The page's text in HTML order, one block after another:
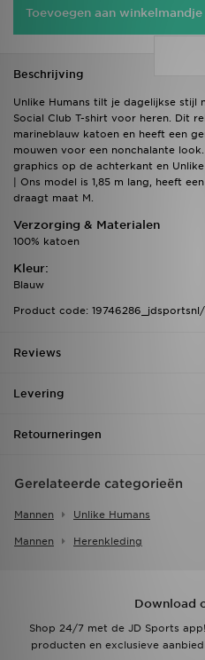
Toevoegen aan winkelmandje
Beschrijving
Unlike Humans tilt je dagelijkse stijl
Social Club T-shirt voor heren. Dit
marineblauw katoen en heeft een
mouwen voor een nonchalante
graphics op de achterkant en
| Ons model is 1,85 m lang, heeft
draagt maat M.
Verzorging & Materialen
100% katoen
Kleur:
Blauw
Product code: 19746286_jdsportsnl/
Reviews
Levering
Retourneringen
Gerelateerde categorieën
Mannen Unlike Humans
Mannen Herenkleding
Download
Shop 24/7 met de JD Sports
producten en exclusieve